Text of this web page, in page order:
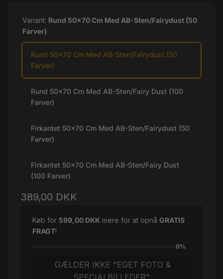
Variant: Rund 50x70 Cm Med AB-Sten/Fairydust (50
Farver)
Rund 50x70 Cm Med AB-Sten/Fairydust (50
Farver)
Rund 50x70 Cm Med AB-Sten/Fairy Dust (100
Farver)
Firkantet 50x70 Cm Med AB-Sten/Fairydust (50
Farver)
Firkantet 50x70 Cm Med AB-Sten/Fairy Dust
(100 Farver)
Normalpris
389,00 DKK
Køb for 599,00 DKK mere for at opnå GRATIS
FRAGT!
0%
GÆLDER IKKE "EGET FOTO &